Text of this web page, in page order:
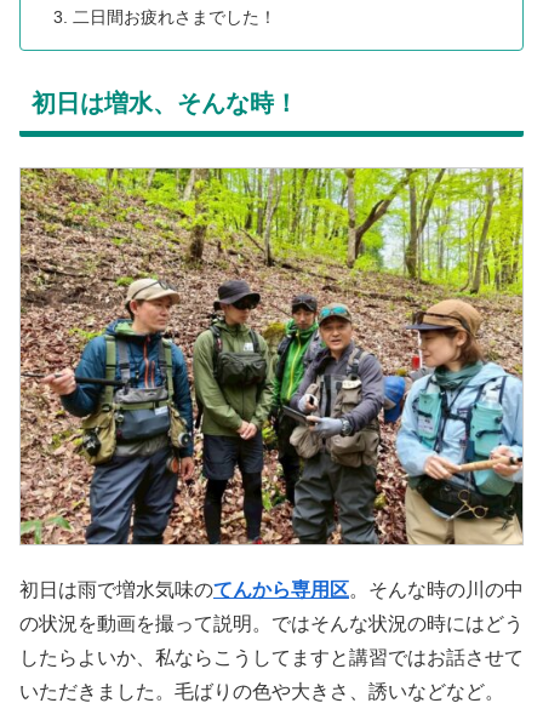
二日間お疲れさまでした！
初日は増水、そんな時！
初日は雨で増水気味のてんから専用区。そんな時の川の中
の状況を動画を撮って説明。ではそんな状況の時にはどう
したらよいか、私ならこうしてますと講習ではお話させて
いただきました。毛ばりの色や大きさ、誘いなどなど。